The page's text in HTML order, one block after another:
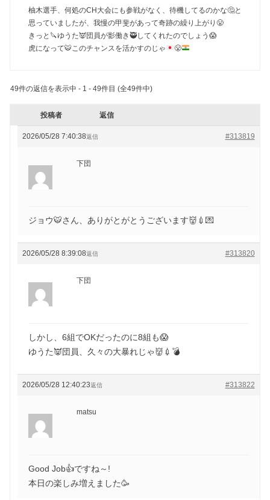
柚木選手、何処のCH大会にも参戦がなく、待機してるのかな🤔と
思っていましたが、我慢の甲斐があって奇跡の繰り上がり😤
きっと🔪ゆうた👿団員が影働き🥷してくれたのでしょう😱
虎になって🐯このチャンスを活かすのじゃ 😤
49件の返信を表示中 - 1 - 49件目 (全49件中)
投稿者 返信
2026/05/28 7:40:38 #313819
返信
下団
ジョウ🐯さん、ありがとがとうございます👹💉💌
2026/05/28 8:39:08 #313820
返信
下団
しかし、6組でOKだったのに8組も😱
ゆうた👿団員、久々の大暴れじゃ👹💉💣
2026/05/28 12:40:23 #313822
返信
matsu
Good Job👍ですね～!
本日の楽しみ増えました🥳